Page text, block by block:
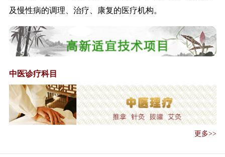
以习近平同志为核心的党中央关
《中华人民共和国中医药法》全
文
总局办公厅公开征求《关于对医
李克强主持召开国务院常务会议
中医诊所备案管理暂行办法
《中医诊所备案管理暂行办法》
格考核注册管...
及慢性病的调理、治疗、康复的医疗机构。
中医诊疗科目
更多>>